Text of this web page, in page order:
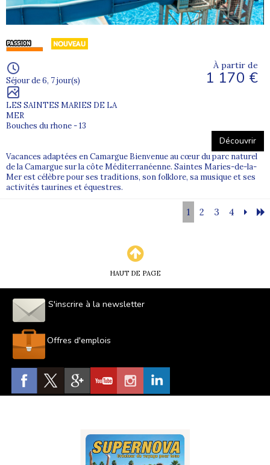
Séjour de 6, 7 jour(s)
LES SAINTES MARIES DE LA
MER
Bouches du rhone - 13
À partir de
1 170 €
Découvrir
Vacances adaptées en Camargue Bienvenue au cœur du parc naturel
de la Camargue sur la côte Méditerranéenne. Saintes Maries-de-la-
Mer est célèbre pour ses traditions, son folklore, sa musique et ses
activités taurines et équestres.
1 2 3 4
HAUT DE PAGE
S'inscrire à la newsletter
Offres d'emplois